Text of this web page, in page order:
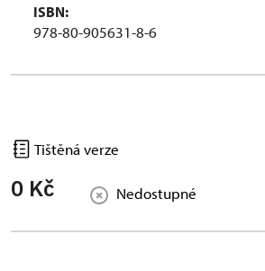
ISBN:
978-80-905631-8-6
Tištěná verze
0 Kč Nedostupné